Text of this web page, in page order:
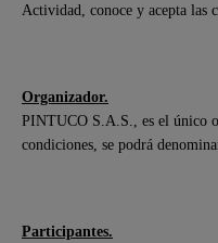
Actividad, conoce y acepta las
Organizador.
PINTUCO S.A.S., es el único
condiciones, se podrá
Participantes.